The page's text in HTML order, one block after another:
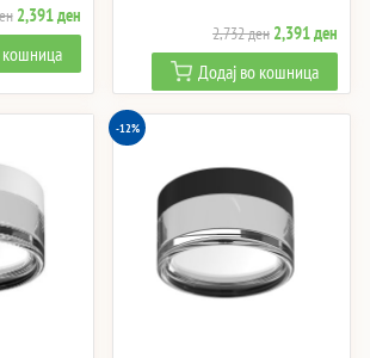
Original
price
was:
2,732 ден.
2,391денCurrent
price
is:
2,391 ден.
кошница
2,732ден Original
price
was:
2,732 ден.
2,391ден
price
is:
Додај во кошница
-12%